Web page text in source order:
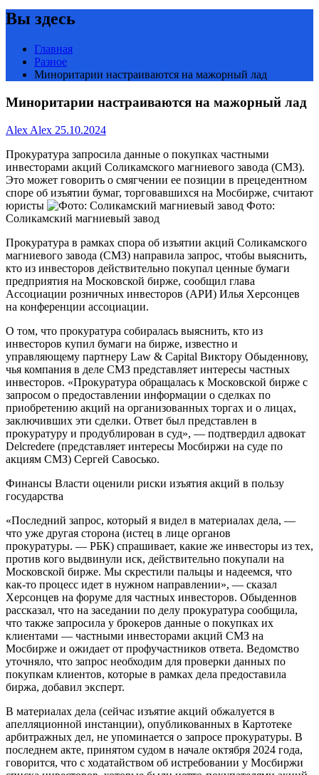
Вы здесь
Главная
Разное
Миноритарии настраиваются на мажорный лад
Миноритарии настраиваются на мажорный лад
Alex Alex 25.10.2024
Прокуратура запросила данные о покупках частными
инвесторами акций Соликамского магниевого завода (СМЗ).
Это может говорить о смягчении ее позиции в прецедентном
споре об изъятии бумаг, торговавшихся на Мосбирже, считают
юристы
Фото:
Соликамский магниевый завод
Прокуратура в рамках спора об изъятии акций Соликамского
магниевого завода (СМЗ) направила запрос, чтобы выяснить,
кто из инвесторов действительно покупал ценные бумаги
предприятия на Московской бирже, сообщил глава
Ассоциации розничных инвесторов (АРИ) Илья Херсонцев
на конференции ассоциации.
О том, что прокуратура собиралась выяснить, кто из
инвесторов купил бумаги на бирже, известно и
управляющему партнеру Law & Capital Виктору Обыденнову,
чья компания в деле СМЗ представляет интересы частных
инвесторов. «Прокуратура обращалась к Московской бирже с
запросом о предоставлении информации о сделках по
приобретению акций на организованных торгах и о лицах,
заключивших эти сделки. Ответ был представлен в
прокуратуру и продублирован в суд», — подтвердил адвокат
Delcredere (представляет интересы Мосбиржи на суде по
акциям СМЗ) Сергей Савосько.
Финансы Власти оценили риски изъятия акций в пользу
государства
«Последний запрос, который я видел в материалах дела, —
что уже другая сторона (истец в лице органов
прокуратуры. — РБК) спрашивает, какие же инвесторы из тех,
против кого выдвинули иск, действительно покупали на
Московской бирже. Мы скрестили пальцы и надеемся, что
как-то процесс идет в нужном направлении», — сказал
Херсонцев на форуме для частных инвесторов. Обыденнов
рассказал, что на заседании по делу прокуратура сообщила,
что также запросила у брокеров данные о покупках их
клиентами — частными инвесторами акций СМЗ на
Мосбирже и ожидает от профучастников ответа. Ведомство
уточняло, что запрос необходим для проверки данных по
покупкам клиентов, которые в рамках дела предоставила
биржа, добавил эксперт.
В материалах дела (сейчас изъятие акций обжалуется в
апелляционной инстанции), опубликованных в Картотеке
арбитражных дел, не упоминается о запросе прокуратуры. В
последнем акте, принятом судом в начале октября 2024 года,
говорится, что с ходатайством об истребовании у Мосбиржи